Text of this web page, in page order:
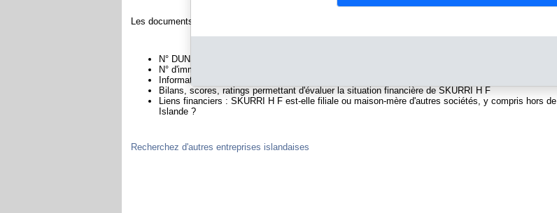
Les documents sur SKURRI H F contiennent des informations telles que :
N° DUNS : Ce N° est un SIRET international permettant d'identifier chaque société
N° d'immatriculation en Islande : C'est l'équivalent du SIREN
Informations légales : Adresses, capital, forme juridique, dirigeants...
Bilans, scores, ratings permettant d'évaluer la situation financière de SKURRI H F
Liens financiers : SKURRI H F est-elle filiale ou maison-mère d'autres sociétés, y compris hors de
Islande ?
Recherchez d'autres entreprises islandaises